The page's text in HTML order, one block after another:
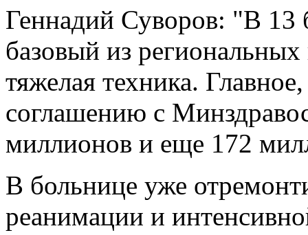
Геннадий Суворов: "В 13
базовый из
тяжелая техника.
соглашению с
миллионов и еще 172
В больнице уже
реанимации и